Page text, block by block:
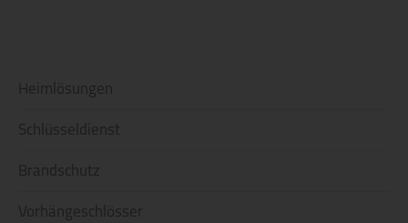
Heimlösungen
Schlüsseldienst
Brandschutz
Vorhängeschlösser